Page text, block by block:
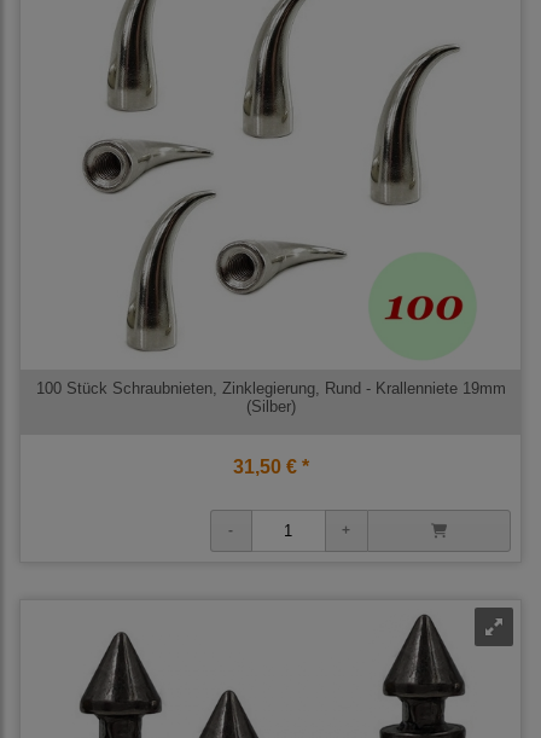
100 Stück Schraubnieten, Zinklegierung, Rund - Krallenniete 19mm
(Silber)
31,50 € *